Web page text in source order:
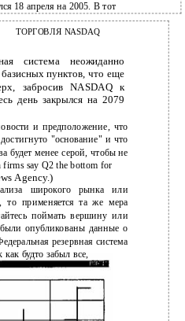
18 апреля на 2005. В тот
ТОРГОВЛЯ NASDAQ
система неожиданно
пунктов, что еще
забросив NASDAQ к
день закрылся на 2079
и предположение, что
"основание" и что
будет менее серой, чтобы не
say Q2 the bottom for
Agency.)
широкого рынка или
то применяется та же мера
поймать вершину или
опубликованы данные о
резервная система
будто забыл все,